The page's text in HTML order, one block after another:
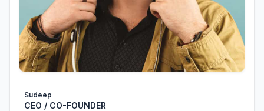
Sudeep
CEO / CO-FOUNDER